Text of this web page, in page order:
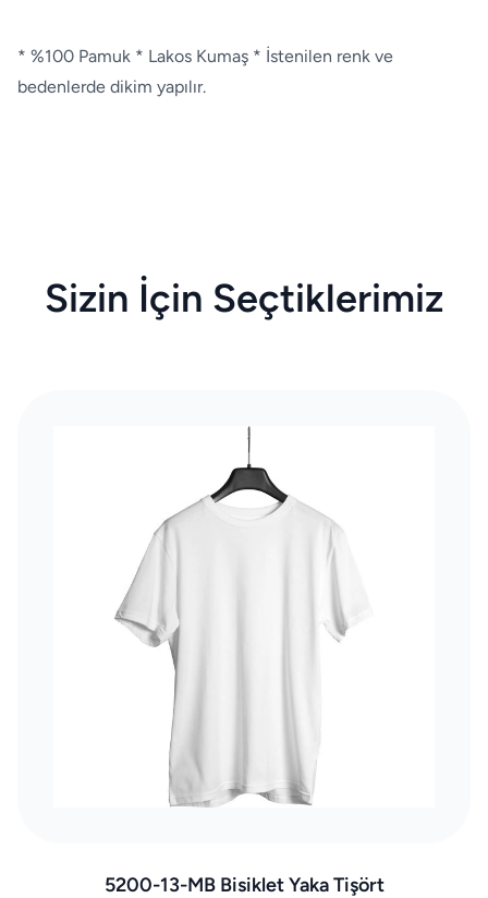
* %100 Pamuk * Lakos Kumaş * İstenilen renk ve
bedenlerde dikim yapılır.
Sizin İçin Seçtiklerimiz
5200-13-MB Bisiklet Yaka Tişört